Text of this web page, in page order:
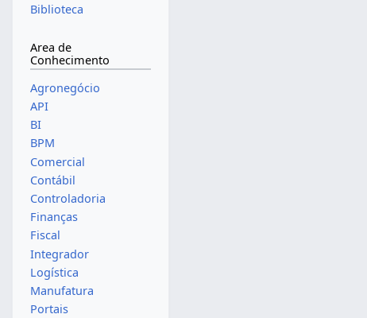
Biblioteca
Area de
Conhecimento
Agronegócio
API
BI
BPM
Comercial
Contábil
Controladoria
Finanças
Fiscal
Integrador
Logística
Manufatura
Portais